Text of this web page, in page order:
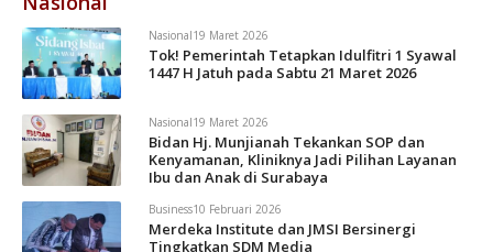
Nasional19 Maret 2026
Tok! Pemerintah Tetapkan Idulfitri 1 Syawal
1447 H Jatuh pada Sabtu 21 Maret 2026
Nasional19 Maret 2026
Bidan Hj. Munjianah Tekankan SOP dan
Kenyamanan, Kliniknya Jadi Pilihan Layanan
Ibu dan Anak di Surabaya
Business10 Februari 2026
Merdeka Institute dan JMSI Bersinergi
Tingkatkan SDM Media